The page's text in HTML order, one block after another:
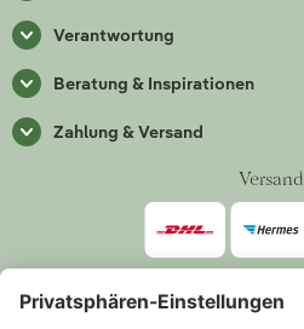
Verantwortung
Beratung & Inspirationen
Zahlung & Versand
Versand
Zahlarten